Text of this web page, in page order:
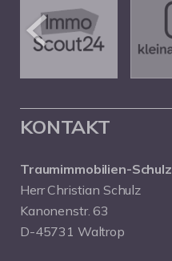
KONTAKT
Traumimmobilien-Schulz
Herr Christian Schulz
Kanonenstr. 63
D-45731 Waltrop